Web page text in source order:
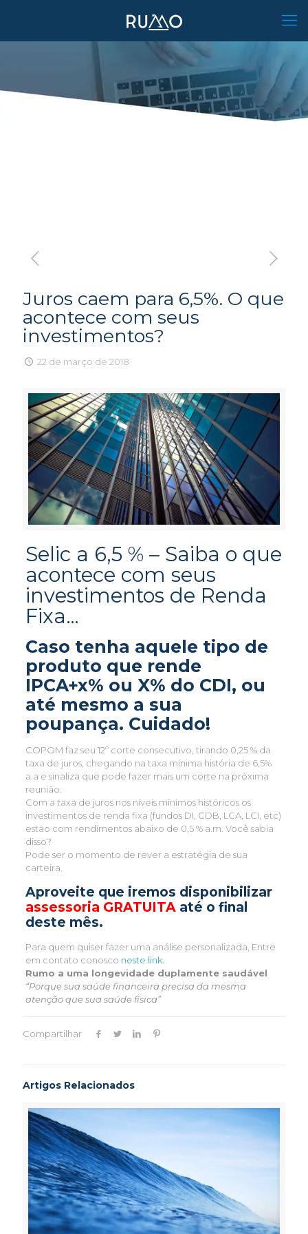
Juros caem para 6,5%. O que
acontece com seus
investimentos?
22 de março de 2018
Selic a 6,5 % – Saiba o que
acontece com seus
investimentos de Renda
Fixa…
Caso tenha aquele tipo de
produto que rende
IPCA+x% ou X% do CDI, ou
até mesmo a sua
poupança. Cuidado!
COPOM faz seu 12º corte consecutivo, tirando 0,25 % da
taxa de juros, chegando na taxa mínima história de 6,5%
a.a e sinaliza que pode fazer mais um corte na próxima
reunião.
Com a taxa de juros nos níveis mínimos históricos os
investimentos de renda fixa (fundos DI, CDB, LCA, LCI, etc)
estão com rendimentos abaixo de 0,5 % a.m. Você sabia
disso?
Pode ser o momento de rever a estratégia de sua
carteira.
Aproveite que iremos disponibilizar
assessoria GRATUITAaté o final
deste mês.
Para quem quiser fazer uma análise personalizada, Entre
em contato conosco neste link.
Rumo a uma longevidade duplamente saudável
“Porque sua saúde financeira precisa da mesma
atenção que sua saúde física”
Compartilhar
Artigos Relacionados